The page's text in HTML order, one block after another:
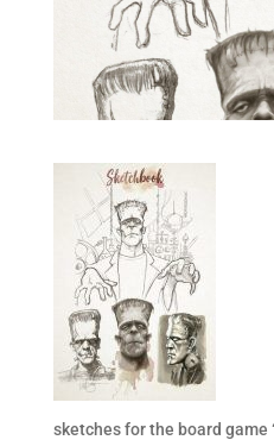
sketches for the board game